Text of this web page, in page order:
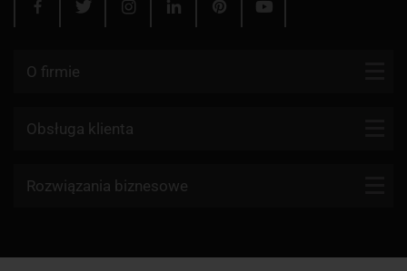
O firmie
Kontakt
Dlaczego my?
Obsługa klienta
Firmy kurierskie
Rozwiązania biznesowe